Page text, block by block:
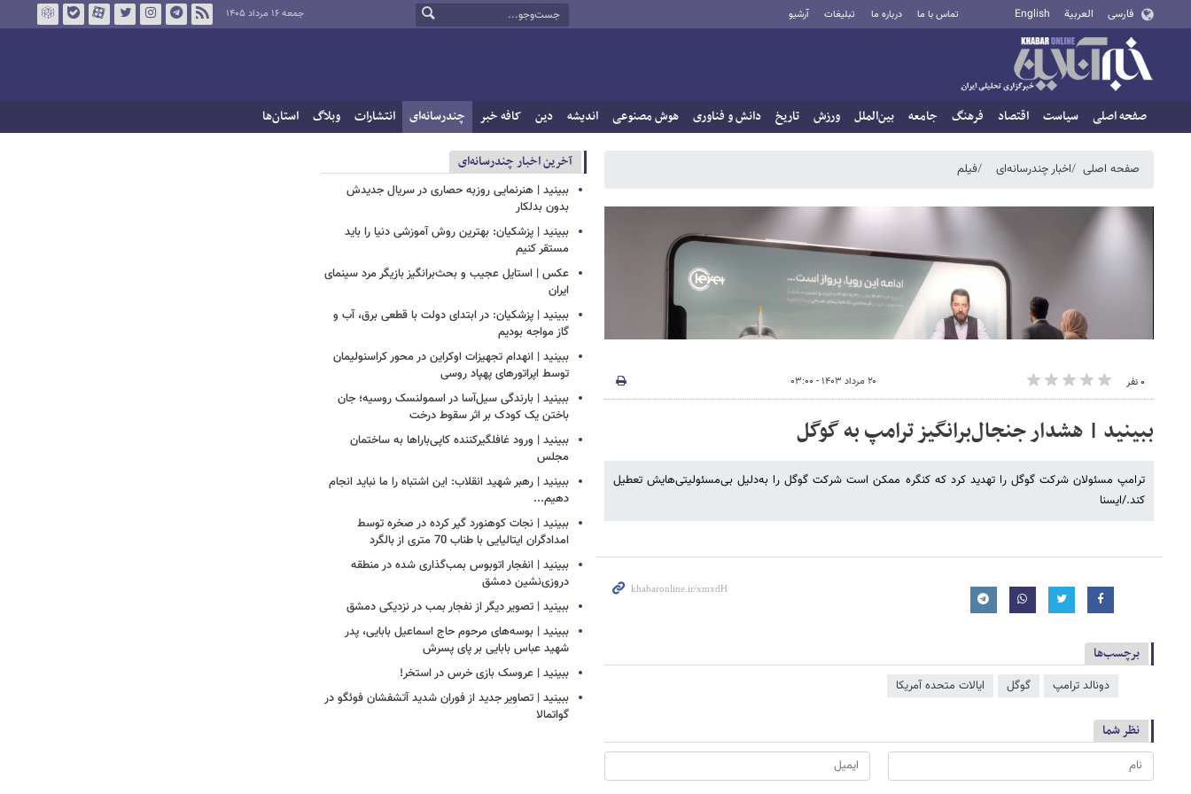
فارسی العربية English تماس با ما درباره ما تبلیغات آرشیو جمعه ۱۶ مرداد ۱۴۰۵
صفحه اصلی سیاست اقتصاد فرهنگ جامعه بین‌الملل ورزش تاریخ دانش و فناوری هوش مصنوعی اندیشه دین کافه خبر چندرسانه‌ای انتشارات وبلاگ استان‌ها
صفحه اصلی اخبار چندرسانه‌ای فیلم
۰ نفر ۲۰ مرداد ۱۴۰۳ - ۰۳:۰۰
ببینید | هشدار جنجال‌برانگیز ترامپ به گوگل
ترامپ مسئولان شرکت گوگل را تهدید کرد که کنگره ممکن است شرکت گوگل را به‌دلیل بی‌مسئولیتی‌هایش تعطیل
کند./ایسنا
برچسب‌ها
دونالد ترامپ گوگل ایالات متحده آمریکا
نظر شما
آخرین اخبار چندرسانه‌ای
ببینید | هنرنمایی روزبه حصاری در سریال جدیدش
بدون بدلکار
ببینید | پزشکیان: بهترین روش آموزشی دنیا را باید
مستقر کنیم
عکس | استایل عجیب و بحث‌برانگیز بازیگر مرد سینمای
ایران
ببینید | پزشکیان: در ابتدای دولت با قطعی برق، آب و
گاز مواجه بودیم
ببینید | انهدام تجهیزات اوکراین در محور کراسنولیمان
توسط اپراتورهای پهپاد روسی
ببینید | بارندگی سیل‌آسا در اسمولنسک روسیه؛ جان
باختن یک کودک بر اثر سقوط درخت
ببینید | ورود غافلگیرکننده کاپی‌باراها به ساختمان
مجلس
ببینید | رهبر شهید انقلاب: این اشتباه را ما نباید انجام
دهیم...
ببینید | نجات کوهنورد گیر کرده در صخره توسط
امدادگران ایتالیایی با طناب 70 متری از بالگرد
ببینید | انفجار اتوبوس بمب‌گذاری شده در منطقه
دروزی‌نشین دمشق
ببینید | تصویر دیگر از نفجار بمب در نزدیکی دمشق
ببینید | بوسه‌های مرحوم حاج اسماعیل بابایی، پدر
شهید عباس بابایی بر پای پسرش
ببینید | عروسک بازی خرس در استخر!
ببینید | تصاویر جدید از فوران شدید آتشفشان فوئگو در
گواتمالا